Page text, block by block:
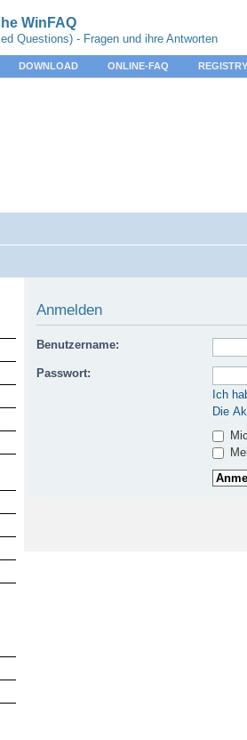
WinFAQ
Questions) - Fragen und ihre Antworten
DOWNLOAD ONLINE-FAQ
Anmelden
Benutzername:
Passwort:
Ich
Die